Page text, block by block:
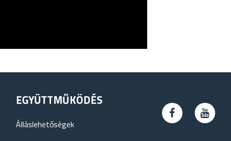
EGYÜTTMŰKÖDÉS
Álláslehetőségek